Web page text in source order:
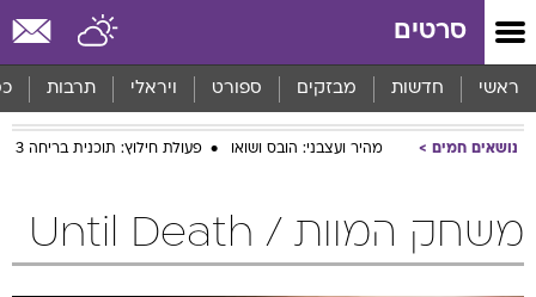
סרטים
ראשי חדשות מבזקים ספורט ויראלי תרבות
נושאים חמים מהיר ועצבני: הובס ושואו פעולת חילוץ: תוכנית בריחה 3
משחק המוות / Until Death